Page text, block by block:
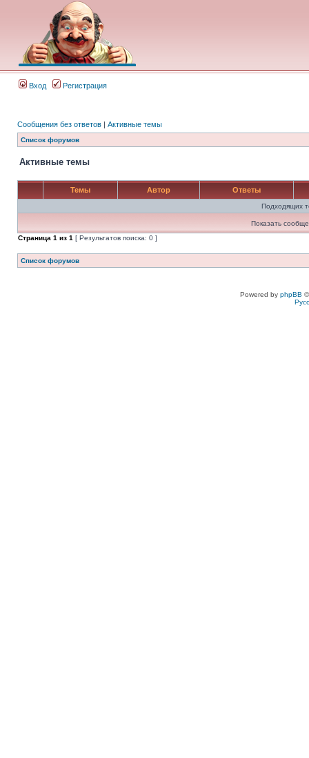
Вход Регистрация
Сообщения без ответов | Активные темы
Список форумов
Активные темы
Темы Автор Ответы
Подходящих
Показать
Страница 1 из 1 [ Результатов поиска: 0 ]
Список форумов
Powered by phpBB